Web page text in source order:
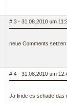
# 3 - 31.08.2010 um
neue Comments
# 4 - 31.08.2010 um
Ja finde es schade das